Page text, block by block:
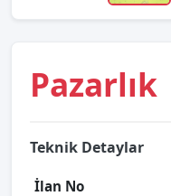
Pazarlık
Teknik Detaylar
İlan No